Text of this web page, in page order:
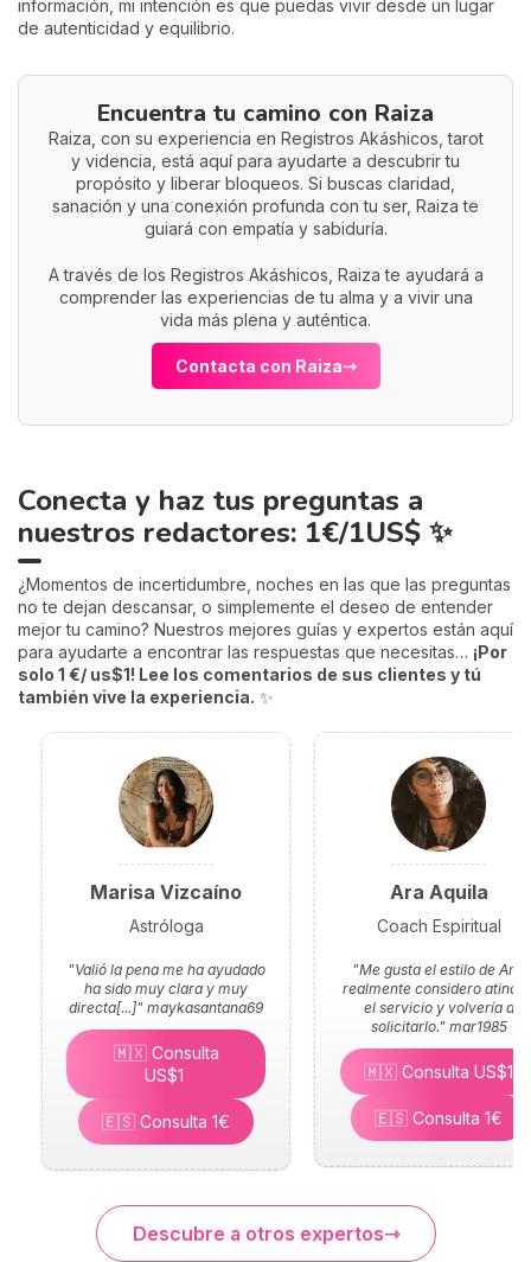
información, mi intención es que puedas vivir desde un lugar
de autenticidad y equilibrio.
Encuentra tu camino con Raiza
Raiza, con su experiencia en Registros Akáshicos, tarot
y videncia, está aquí para ayudarte a descubrir tu
propósito y liberar bloqueos. Si buscas claridad,
sanación y una conexión profunda con tu ser, Raiza te
guiará con empatía y sabiduría.
A través de los Registros Akáshicos, Raiza te ayudará a
comprender las experiencias de tu alma y a vivir una
vida más plena y auténtica.
Contacta con Raiza
Conecta y haz tus preguntas a
nuestros redactores: 1€/1US$ ✨
¿Momentos de incertidumbre, noches en las que las preguntas
no te dejan descansar, o simplemente el deseo de entender
mejor tu camino? Nuestros mejores guías y expertos están aquí
para ayudarte a encontrar las respuestas que necesitas… ¡Por
solo 1 €/ us$1! Lee los comentarios de sus clientes y tú
también vive la experiencia. ✨
Marisa Vizcaíno
Astróloga
"Valió la pena me ha ayudado
ha sido muy clara y muy
directa[...]" maykasantana69
🇲🇽 Consulta
US$1
🇪🇸 Consulta 1€
Ara Aquila
Coach Espiritual
"Me gusta el estilo de Ara,
realmente considero
el servicio y volvería a
solicitarlo." mar1985
🇲🇽 Consulta US$1
🇪🇸 Consulta 1€
Descubre a otros expertos